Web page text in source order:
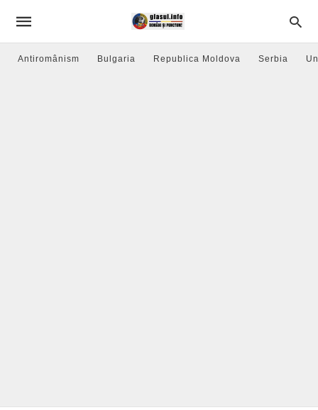
Antiromânism Bulgaria Republica Moldova Serbia